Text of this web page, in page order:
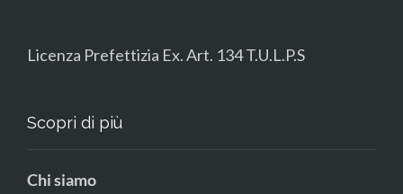
Licenza Prefettizia Ex. Art. 134 T.U.L.P.S
Scopri di più
Chi siamo